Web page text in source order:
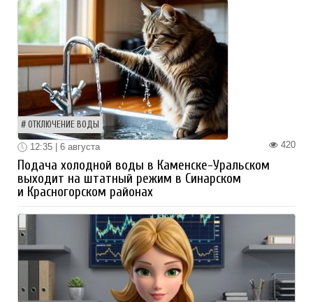
ОТКЛЮЧЕНИЕ ВОДЫ
420
12:35 | 6 августа
Подача холодной воды в Каменске-Уральском
выходит на штатный режим в Синарском
и Красногорском районах